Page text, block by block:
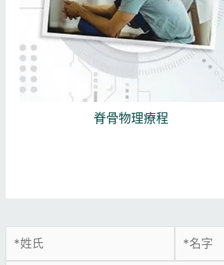
脊骨物理療程